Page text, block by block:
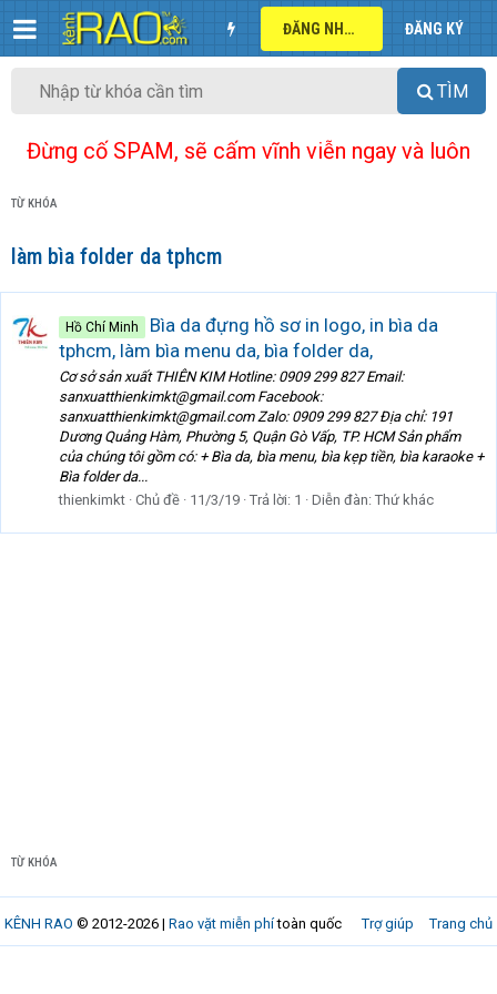
ĐĂNG NHẬP ĐĂNG KÝ
TÌM
Đừng cố SPAM, sẽ cấm vĩnh viễn ngay và luôn
TỪ KHÓA
làm bìa folder da tphcm
Hồ Chí Minh
Bìa da đựng hồ sơ in logo, in bìa da
tphcm, làm bìa menu da, bìa folder da,
Cơ sở sản xuất THIÊN KIM Hotline: 0909 299 827 Email:
sanxuatthienkimkt@gmail.com Facebook:
sanxuatthienkimkt@gmail.com Zalo: 0909 299 827 Địa chỉ: 191
Dương Quảng Hàm, Phường 5, Quận Gò Vấp, TP. HCM Sản phẩm
của chúng tôi gồm có: + Bìa da, bìa menu, bìa kẹp tiền, bìa karaoke +
Bìa folder da...
thienkimkt Chủ đề 11/3/19 Trả lời: 1 Diễn đàn: Thứ khác
TỪ KHÓA
Trợ giúp Trang chủ
KÊNH RAO © 2012-2026 | Rao vặt miễn phítoàn quốc